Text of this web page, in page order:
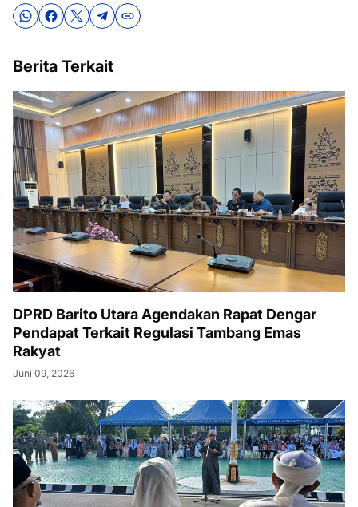
Berita Terkait
DPRD Barito Utara Agendakan Rapat Dengar
Pendapat Terkait Regulasi Tambang Emas
Rakyat
Juni 09, 2026